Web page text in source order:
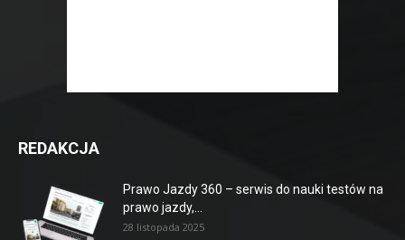
REDAKCJA
Prawo Jazdy 360 – serwis do nauki testów na
prawo jazdy,...
28 listopada 2025